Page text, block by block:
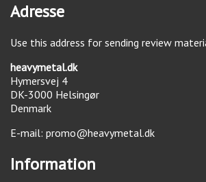
Adresse
Use this address for sending review
heavymetal.dk
Hymersvej 4
DK-3000 Helsingør
Denmark
E-mail: promo@heavymetal.dk
Information